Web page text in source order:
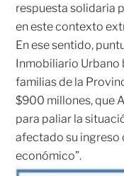
respuesta solidaria
en este contexto
En ese sentido,
Inmobiliario Urbano
familias de la
$900 millones, que
para paliar la
afectado su ingreso
económico”.